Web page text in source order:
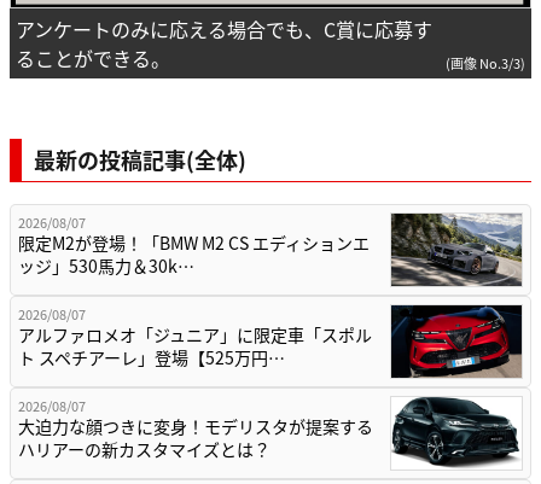
アンケートのみに応える場合でも、C賞に応募す
ることができる。
(画像 No.3/3)
最新の投稿記事(全体)
2026/08/07
限定M2が登場！「BMW M2 CS エディションエ
ッジ」530馬力＆30k…
2026/08/07
アルファロメオ「ジュニア」に限定車「スポル
ト スペチアーレ」登場【525万円…
2026/08/07
大迫力な顔つきに変身！モデリスタが提案する
ハリアーの新カスタマイズとは？